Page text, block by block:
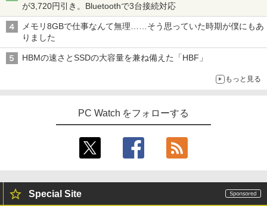
が3,720円引き。Bluetoothで3台接続対応
メモリ8GBで仕事なんて無理……そう思っていた時期が僕にもあ
りました
HBMの速さとSSDの大容量を兼ね備えた「HBF」
もっと見る
PC Watch をフォローする
Special Site